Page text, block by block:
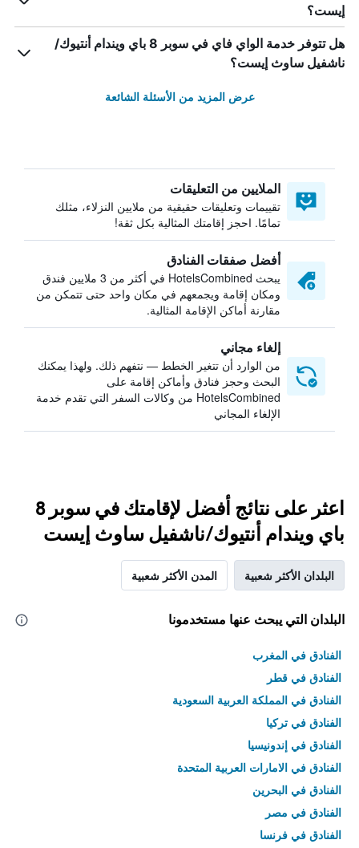
إيست؟
هل تتوفر خدمة الواي فاي في سوبر 8 باي ويندام أنتيوك/
ناشفيل ساوث إيست؟
عرض المزيد من الأسئلة الشائعة
الملايين من التعليقات
تقييمات وتعليقات حقيقية من ملايين النزلاء، مثلك
تمامًا. احجز إقامتك المثالية بكل ثقة!
أفضل صفقات الفنادق
يبحث HotelsCombined في أكثر من 3 ملايين فندق
ومكان إقامة ويجمعهم في مكان واحد حتى تتمكن من
مقارنة أماكن الإقامة المثالية.
إلغاء مجاني
من الوارد أن تتغير الخطط — نتفهم ذلك. ولهذا يمكنك
البحث وحجز فنادق وأماكن إقامة على
HotelsCombined من وكالات السفر التي تقدم خدمة
الإلغاء المجاني
اعثر على نتائج أفضل لإقامتك في سوبر 8
باي ويندام أنتيوك/ناشفيل ساوث إيست
البلدان الأكثر شعبية المدن الأكثر شعبية
البلدان التي يبحث عنها مستخدمونا
الفنادق في المغرب
الفنادق في قطر
الفنادق في المملكة العربية السعودية
الفنادق في تركيا
الفنادق في إندونيسيا
الفنادق في الامارات العربية المتحدة
الفنادق في البحرين
الفنادق في مصر
الفنادق في فرنسا